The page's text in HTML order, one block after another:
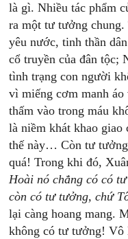
là gì. Nhiều tác phẩm
ra một tư tưởng
yêu nước, tinh thần
cổ truyền của đân tộc;
tình trạng con người
vì miếng cơm manh áo
thấm vào trong máu
là niềm khát khao
thế này… Còn tư
quá! Trong khi đó,
Hoài nó chẳng có có tư
còn có tư tưởng, chứ
lại càng hoang mang.
không có tư tưởng! Vô